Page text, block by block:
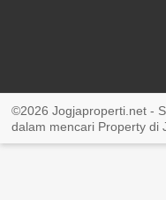
©2026 Jogjaproperti.net -
dalam mencari Property di